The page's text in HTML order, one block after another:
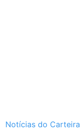
Notícias do